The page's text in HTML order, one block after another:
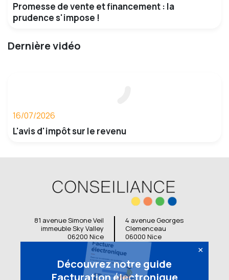
Découvrez notre guide
Facturation électronique
×
Promesse de vente et financement : la
prudence s'impose !
Dernière vidéo
L'avis d'impôt sur le revenu
16/07/2026
81 avenue Simone Veil
immeuble Sky Valley
06200 Nice
04 92 12 06 00
Contactez-nous
4 avenue Georges
Clemenceau
06000 Nice
04 92 17 38 48
Contactez-nous